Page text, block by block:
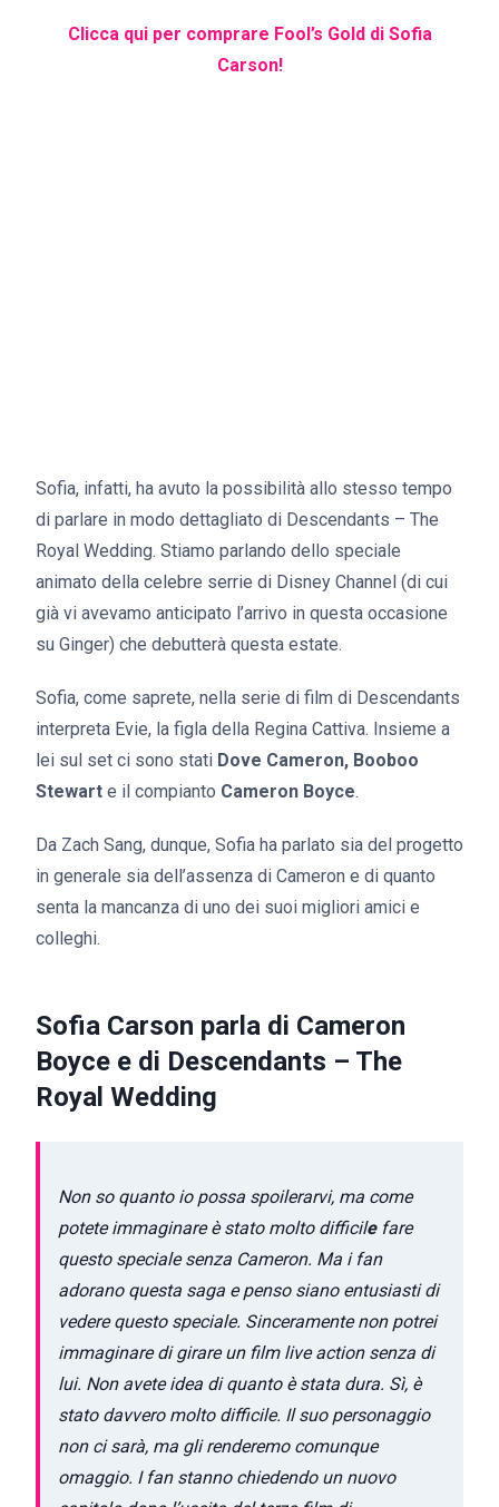
Clicca qui per comprare Fool’s Golddi Sofia
Carson!
Sofia, infatti, ha avuto la possibilità allo stesso tempo
di parlare in modo dettagliato di Descendants – The
Royal Wedding. Stiamo parlando dello speciale
animato della celebre serrie di Disney Channel (di cui
già vi avevamo anticipato l’arrivo in questa occasione
su Ginger) che debutterà questa estate.
Sofia, come saprete, nella serie di film di Descendants
interpreta Evie, la figla della Regina Cattiva. Insieme a
lei sul set ci sono stati Dove Cameron, Booboo
Stewart e il compianto Cameron Boyce.
Da Zach Sang, dunque, Sofia ha parlato sia del progetto
in generale sia dell’assenza di Cameron e di quanto
senta la mancanza di uno dei suoi migliori amici e
colleghi.
Sofia Carson parla di Cameron
Boyce e di Descendants – The
Royal Wedding
Non so quanto io possa spoilerarvi, ma come
potete immaginare è stato molto difficilefare
questo speciale senza Cameron. Ma i fan
adorano questa saga e penso siano entusiasti di
vedere questo speciale. Sinceramente non potrei
immaginare di girare un film live action senza di
lui. Non avete idea di quanto è stata dura. Sì, è
stato davvero molto difficile. Il suo personaggio
non ci sarà, ma gli renderemo comunque
omaggio. I fan stanno chiedendo un nuovo